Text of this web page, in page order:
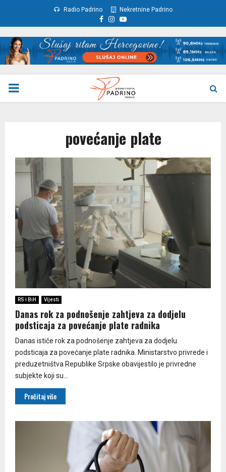
Radio Padrino Nekretnine Padrino
Facebook
Instagram
Youtube
PRIMARY
povećanje plate
RS i BiH Vijesti
Danas rok za podnošenje zahtjeva za dodjelu
podsticaja za povećanje plate radnika
Danas ističe rok za podnošenje zahtjeva za dodjelu
podsticaja za povećanje plate radnika. Ministarstvo privrede i
preduzetništva Republike Srpske obavijestilo je privredne
subjekte koji su...
Pročitaj više